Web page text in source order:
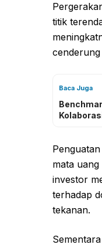
titik
Baca Juga
mata
investor
terhadap
tekanan.